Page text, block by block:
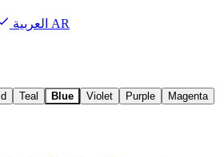
AR العربية
Teal Blue Violet Purple Magenta